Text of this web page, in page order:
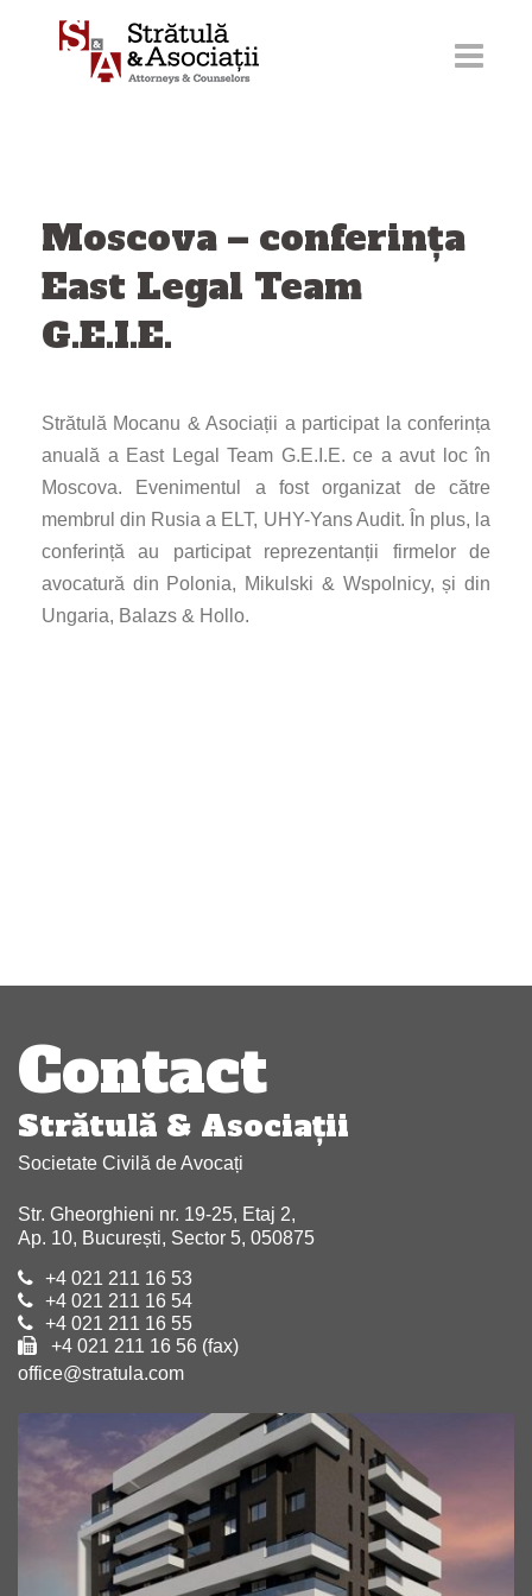
Moscova – conferința
East Legal Team
G.E.I.E.
Strătulă Mocanu & Asociații a participat la conferința
anuală a East Legal Team G.E.I.E. ce a avut loc în
Moscova. Evenimentul a fost organizat de către
membrul din Rusia a ELT, UHY-Yans Audit. În plus, la
conferință au participat reprezentanții firmelor de
avocatură din Polonia, Mikulski & Wspolnicy, și din
Ungaria, Balazs & Hollo.
Contact
Strătulă & Asociaţii
Societate Civilă de Avocați
Str. Gheorghieni nr. 19-25, Etaj 2,
Ap. 10, București, Sector 5, 050875
+4 021 211 16 53
+4 021 211 16 54
+4 021 211 16 55
+4 021 211 16 56 (fax)
office@stratula.com